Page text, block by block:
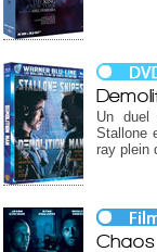
Un duel
Stallone
ray plein
Chaos